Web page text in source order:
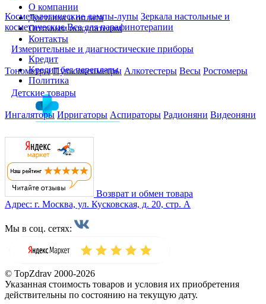
Косметологические лампы-лупы Зеркала настольные и
косметические Все для парафинотерапии
Измерительные и диагностические приборы
Тонометры Пульсоксиметры Алкотестеры Весы Ростомеры
Детские товары
Ингаляторы Ирригаторы Аспираторы Радионяни Видеоняни
О компании
Доставка и оплата
Оптовым покупателям
Контакты
Кредит
Кредит без переплаты
Политика
Возврат и обмен товара
Адрес: г. Москва, ул. Кусковская, д. 20, стр. А
Мы в соц. сетях:
© TopZdrav 2000-2026
Указанная стоимость товаров и условия их приобретения
действительны по состоянию на текущую дату.